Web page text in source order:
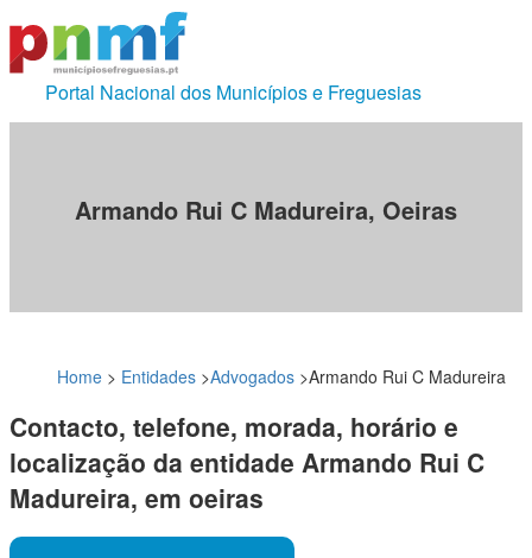
Portal Nacional dos Municípios e Freguesias
Armando Rui C Madureira, Oeiras
Home > Entidades >Advogados >Armando Rui C Madureira
Contacto, telefone, morada, horário e
localização da entidade Armando Rui C
Madureira, em oeiras